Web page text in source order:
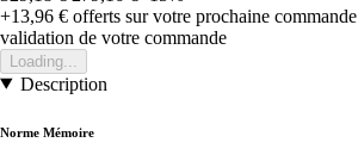
+13,96 € offerts sur votre prochaine commande
validation de votre commande
Loading...
Description
Norme Mémoire